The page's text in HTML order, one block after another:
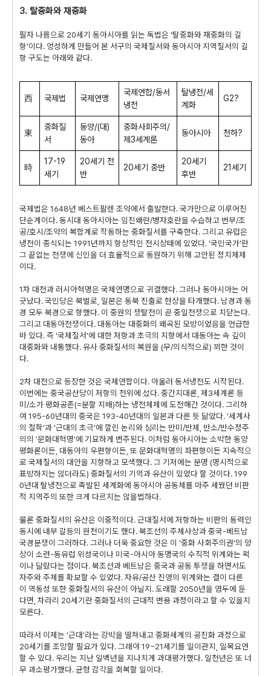
3. 탈중화와 재중화
필자 나름으로 20세기 동아시아를 읽는 독법은 '탈중화와 재중화의 길
항'이다. 엉성하게 만들어 본 서구의 국제질서와 동아시아 지역질서의 길
항 구도는 아래와 같다.
西 국제법 국제연맹
국제연합/동서
냉전
탈냉전/세
계화
G2?
東
중화질
서
동양/(대)
동아
중화사회주의/
제3세계론
동아시아 천하?
時
17-19
세기
20세기 전
반
20세기 중반
20세기
후반
21세기
국제법은 1648년 베스트팔렌 조약에서 출발한다. 국가만으로 이루어진
단순계이다. 동시대 동아시아는 임진왜란/병자호란을 수습하고 번부/조
공/호시/조약의 복합계로 작동하는 중화질서를 구축한다. 그리고 유럽은
냉전이 종식되는 1991년까지 항상적인 전시상태에 있었다. '국민국가'란
그 끝없는 전쟁에 신민을 더 효율적으로 동원하기 위해 고안된 정치체제
이다.
1차 대전과 러시아혁명은 국제연맹으로 귀결했다. 그러나 동아시아는 어
긋났다. 국민당은 북벌로, 일본은 동북 진출로 현상을 타개했다. 남경과 동
경 모두 북경으로 향했다. 이 중원의 쟁탈전이 곧 중일전쟁으로 치닫는다.
그리고 대동아전쟁이다. 대동아는 대중화의 왜곡된 모방이었음을 언급한
바 있다. 즉 '국제질서'에 대한 저항과 초극의 지향에서 대동아는 속 깊이
대중화와 내통했다. 유사 중화질서의 복원을 (무/의식적으로) 꾀한 것이
다.
2차 대전으로 등장한 것은 국제연합이다. 아울러 동서냉전도 시작된다.
이번에는 중국공산당이 저항의 전위에 섰다. 중간지대론, 제3세계론 등
미/소가 평화공존(=분할 지배)하는 냉전체제에 도전해간 것이다. 그리하
여 195-60년대의 중국은 193-40년대의 일본과 다른 듯 닮았다. '세계사
의 철학'과 '근대의 초극'에 깔린 논리와 심리는 반미/반제, 반소/반수정주
의의 '문화대혁명'에 기묘하게 변주된다. 이처럼 동아시아는 소박한 동양
평화론이든, 대동아의 우편향이든, 또 문화대혁명의 좌편향이든 지속적으
로 국제질서의 대안을 지향하고 모색했다. 그 기저에는 분명 (명시적으로
표방하지는 않더라도) 중화질서의 기억과 유산이 있었다 할 것이다. 199
0년대 탈냉전으로 촉발된 세계화에 동아시아 공동체를 마주 세웠던 비판
적 지역주의 또한 크게 다르지는 않을법하다.
물론 중화질서의 유산은 이중적이다. 근대질서에 저항하는 비판의 동력인
동시에 내부 갈등의 원천이기도 했다. 북조선의 주체사상과 중국-베트남
국경분쟁이 그러하다. 그러나 더욱 중요한 것은 이 '중화 사회주의권'의 양
상이 소련-동유럽 위성국이나 미국-아시아 동맹국의 수직적 위계와는 퍽
이나 달랐다는 점이다. 북조선과 베트남은 중국과 공동 투쟁을 하면서도
자주와 주체를 확보할 수 있었다. 자유/공산 진영의 위계와는 결이 다른
이 역동성 또한 중화질서의 유산이 아닐지. 도래할 2050년을 염두에 둔
다면, 차라리 20세기란 중화질서의 근대적 변용 과정이라고 할 수 있을지
모른다.
따라서 이제는 ‘근대’라는 강박을 떨쳐내고 중화세계의 공진화 과정으로
20세기를 조망할 필요가 있다. 그래야 19~21세기를 일이관지, 일목요연
할 수 있다. 우리는 지난 일백년을 지나치게 과대평가했다. 일천년은 또 너
무 과소평가했다. 균형 감각을 회복할 일이다.